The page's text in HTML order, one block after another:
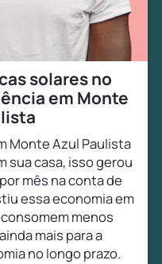
solares no
em Monte
Monte Azul Paulista
sua casa, isso gerou
mês na conta de
essa economia em
menos
mais para a
no longo prazo.